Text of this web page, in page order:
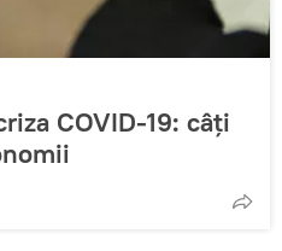
COVID-19: câți